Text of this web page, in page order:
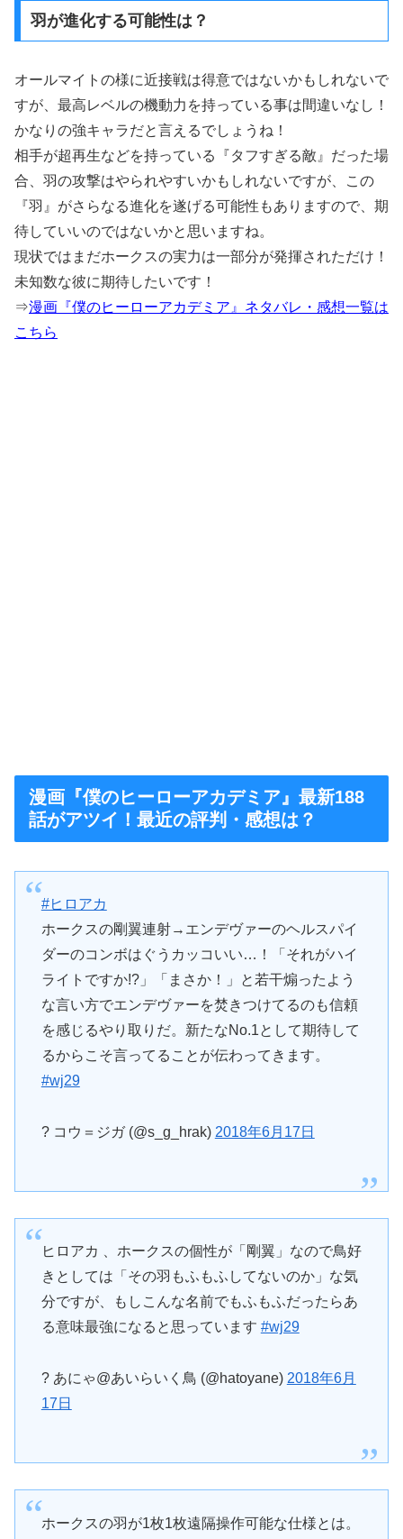
羽が進化する可能性は？
オールマイトの様に近接戦は得意ではないかもしれないで
すが、最高レベルの機動力を持っている事は間違いなし！
かなりの強キャラだと言えるでしょうね！
相手が超再生などを持っている『タフすぎる敵』だった場
合、羽の攻撃はやられやすいかもしれないですが、この
『羽』がさらなる進化を遂げる可能性もありますので、期
待していいのではないかと思いますね。
現状ではまだホークスの実力は一部分が発揮されただけ！
未知数な彼に期待したいです！
⇒漫画『僕のヒーローアカデミア』ネタバレ・感想一覧は
こちら
漫画『僕のヒーローアカデミア』最新188
話がアツイ！最近の評判・感想は？
#ヒロアカ
ホークスの剛翼連射→エンデヴァーのヘルスパイ
ダーのコンボはぐうカッコいい…！「それがハイ
ライトですか!?」「まさか！」と若干煽ったよう
な言い方でエンデヴァーを焚きつけてるのも信頼
を感じるやり取りだ。新たなNo.1として期待して
るからこそ言ってることが伝わってきます。
#wj29
? コウ＝ジガ (@s_g_hrak) 2018年6月17日
ヒロアカ 、ホークスの個性が「剛翼」なので鳥好
きとしては「その羽もふもふしてないのか」な気
分ですが、もしこんな名前でもふもふだったらあ
る意味最強になると思っています #wj29
? あにゃ@あいらいく鳥 (@hatoyane) 2018年6月
17日
ホークスの羽が1枚1枚遠隔操作可能な仕様とは。